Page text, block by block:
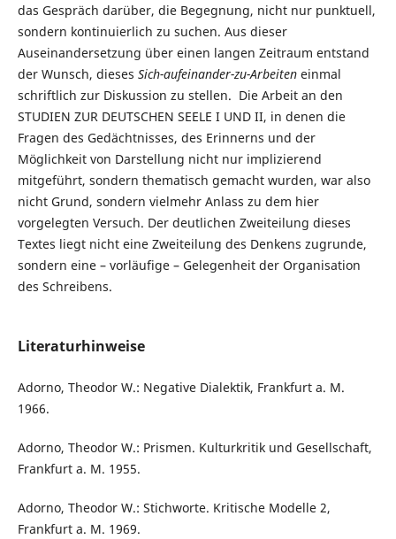
das Gespräch darüber, die Begegnung, nicht nur punktuell,
sondern kontinuierlich zu suchen. Aus dieser
Auseinandersetzung über einen langen Zeitraum entstand
der Wunsch, dieses Sich-aufeinander-zu-Arbeiteneinmal
schriftlich zur Diskussion zu stellen. Die Arbeit an den
STUDIEN ZUR DEUTSCHEN SEELE I UND II, in denen die
Fragen des Gedächtnisses, des Erinnerns und der
Möglichkeit von Darstellung nicht nur implizierend
mitgeführt, sondern thematisch gemacht wurden, war also
nicht Grund, sondern vielmehr Anlass zu dem hier
vorgelegten Versuch. Der deutlichen Zweiteilung dieses
Textes liegt nicht eine Zweiteilung des Denkens zugrunde,
sondern eine – vorläufige – Gelegenheit der Organisation
des Schreibens.
Literaturhinweise
Adorno, Theodor W.: Negative Dialektik, Frankfurt a. M.
1966.
Adorno, Theodor W.: Prismen. Kulturkritik und Gesellschaft,
Frankfurt a. M. 1955.
Adorno, Theodor W.: Stichworte. Kritische Modelle 2,
Frankfurt a. M. 1969.